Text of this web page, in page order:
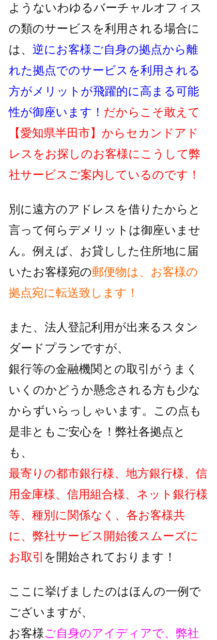
ようないわゆるバーチャルオフィス
の類のサービスを利用される場合に
は、 逆にお客様ご自身の拠点から離
れた拠点でのサービスを利用される
方がメリットが飛躍的に高まる可能
性が御座います！ だからこそ敢えて
【愛知県半田市】 からセカンドアド
レスをお探しのお客様にこうして弊
社サービスご案内しているのです！
別に遠方のアドレスを借りたからと
言って何らデメリットは御座いませ
ん。例えば、お貸しした住所地に届
いたお客様宛の郵便物は、お客様の
拠点宛に転送致します！
また、法人登記利用が出来るスタン
ダードプランですが、
銀行等の金融機関との取引がうまく
いくのかどうか懸念される方も少な
からずいらっしゃいます。この点も
是非ともご安心を！弊社各拠点と
も、
最寄りの都市銀行様、地方銀行様、信
用金庫様、信用組合様、ネット銀行様
等、種別に関係なく、各お客様共
に、弊社サービス開始後スムーズに
お取引 を開始されております！
ここに挙げましたのはほんの一例で
ございますが、
お客様ご自身のアイディアで、弊社